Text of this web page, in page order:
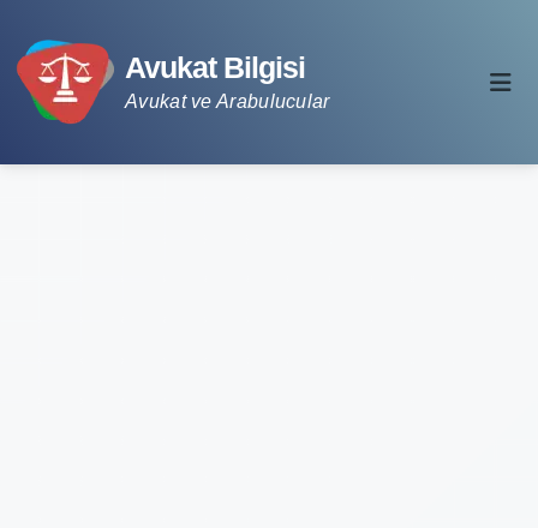
Avukat Bilgisi
Avukat ve Arabulucular